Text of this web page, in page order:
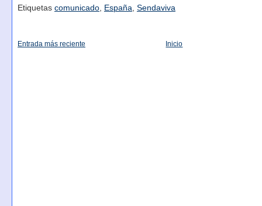
Etiquetas comunicado, España, Sendaviva
Entrada más reciente Inicio